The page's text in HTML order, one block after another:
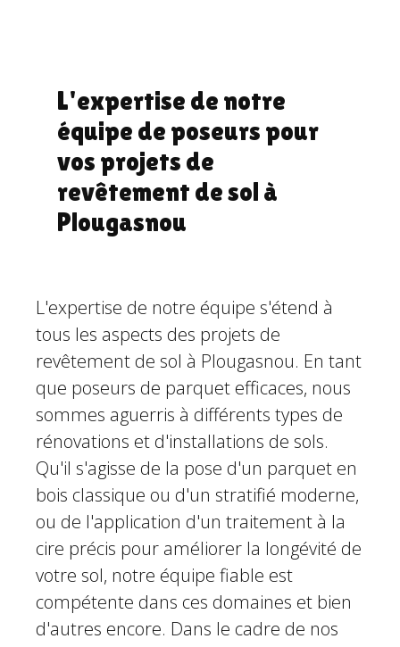
L'expertise de notre
équipe de poseurs pour
vos projets de
revêtement de sol à
Plougasnou
L'expertise de notre équipe s'étend à
tous les aspects des projets de
revêtement de sol à Plougasnou. En tant
que poseurs de parquet efficaces, nous
sommes aguerris à différents types de
rénovations et d'installations de sols.
Qu'il s'agisse de la pose d'un parquet en
bois classique ou d'un stratifié moderne,
ou de l'application d'un traitement à la
cire précis pour améliorer la longévité de
votre sol, notre équipe fiable est
compétente dans ces domaines et bien
d'autres encore. Dans le cadre de nos